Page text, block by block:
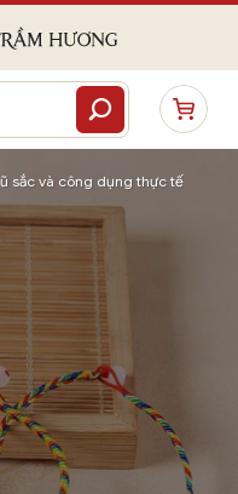
sắc và công dụng thực tế